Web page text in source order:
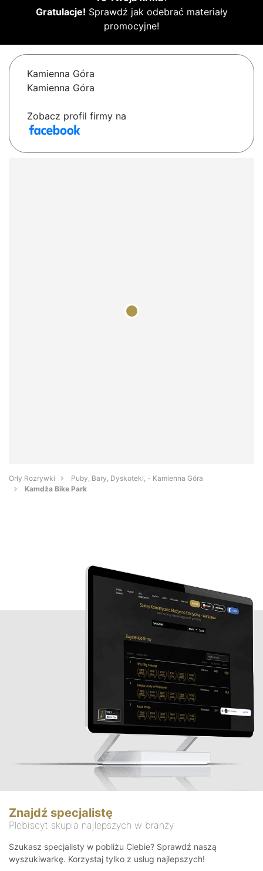
Gratulacje! Sprawdź jak odebrać materiały
promocyjne!
Kamienna Góra
Kamienna Góra
Zobacz profil firmy na
Orły Rozrywki
Puby, Bary, Dyskoteki, - Kamienna Góra
Kamdża Bike Park
Znajdź specjalistę
Plebiscyt skupia najlepszych w branży
Szukasz specjalisty w pobliżu Ciebie? Sprawdź naszą
wyszukiwarkę. Korzystaj tylko z usług najlepszych!